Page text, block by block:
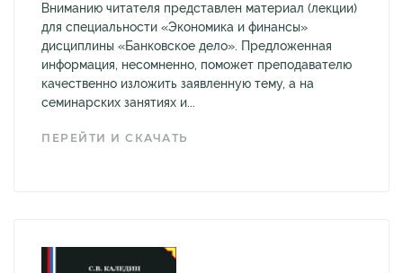
Вниманию читателя представлен материал (лекции)
для специальности «Экономика и финансы»
дисциплины «Банковское дело». Предложенная
информация, несомненно, поможет преподавателю
качественно изложить заявленную тему, а на
семинарских занятиях и...
ПЕРЕЙТИ И СКАЧАТЬ